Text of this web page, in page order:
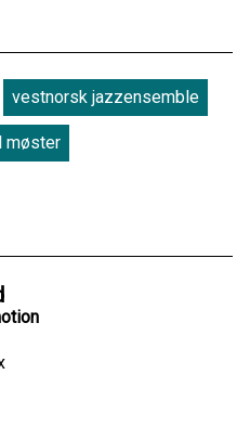
vestnorsk jazzensemble
møster